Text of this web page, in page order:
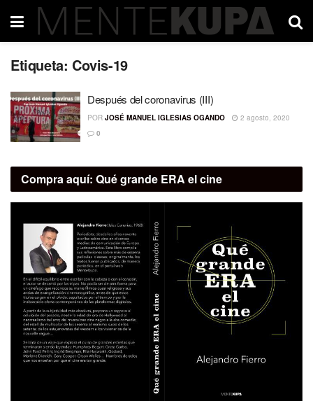
Etiqueta: Covis-19
Después del coronavirus (III)
POR JOSÉ MANUEL IGLESIAS OGANDO
2 agosto, 2020
0
Compra aquí: Qué grande ERA el cine